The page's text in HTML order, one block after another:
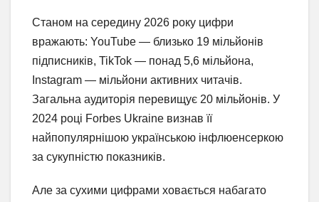
Станом на середину 2026 року цифри
вражають: YouTube — близько 19 мільйонів
підписників, TikTok — понад 5,6 мільйона,
Instagram — мільйони активних читачів.
Загальна аудиторія перевищує 20 мільйонів. У
2024 році Forbes Ukraine визнав її
найпопулярнішою українською інфлюенсеркою
за сукупністю показників.
Але за сухими цифрами ховається набагато